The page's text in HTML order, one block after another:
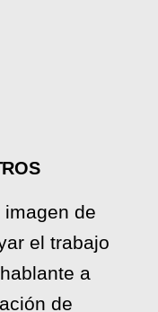
de
el trabajo
a
de